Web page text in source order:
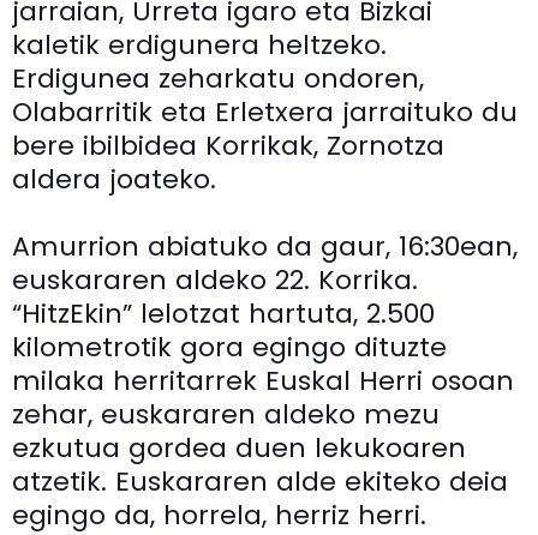
jarraian, Urreta igaro eta Bizkai
kaletik erdigunera heltzeko.
Erdigunea zeharkatu ondoren,
Olabarritik eta Erletxera jarraituko du
bere ibilbidea Korrikak, Zornotza
aldera joateko.
Amurrion abiatuko da gaur, 16:30ean,
euskararen aldeko 22. Korrika.
“HitzEkin” lelotzat hartuta, 2.500
kilometrotik gora egingo dituzte
milaka herritarrek Euskal Herri osoan
zehar, euskararen aldeko mezu
ezkutua gordea duen lekukoaren
atzetik. Euskararen alde ekiteko deia
egingo da, horrela, herriz herri.